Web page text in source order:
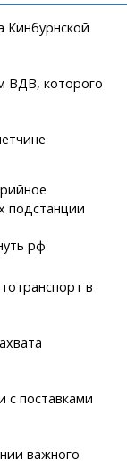
Кинбурнской
ВДВ, которого
подстанции
рф
в
с поставками
важного